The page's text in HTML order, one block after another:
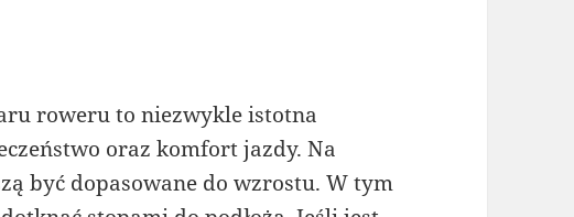
roweru to niezwykle istotna
oraz komfort jazdy. Na
być dopasowane do wzrostu. W tym